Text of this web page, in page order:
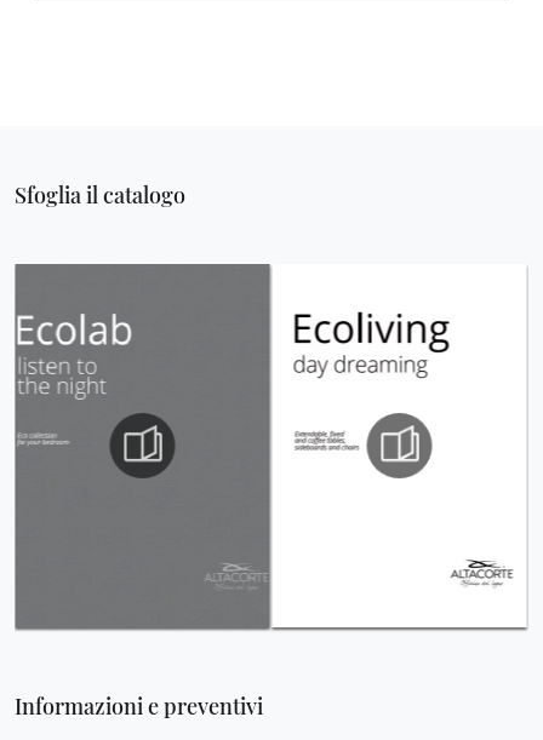
Sfoglia il catalogo
Informazioni e preventivi